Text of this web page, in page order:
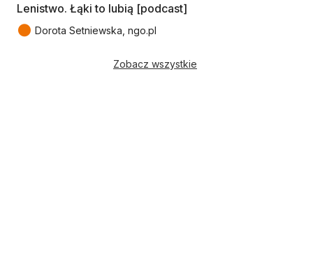
Lenistwo. Łąki to lubią [podcast]
● Dorota Setniewska, ngo.pl
Zobacz wszystkie